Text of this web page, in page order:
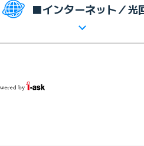
■インターネット／光